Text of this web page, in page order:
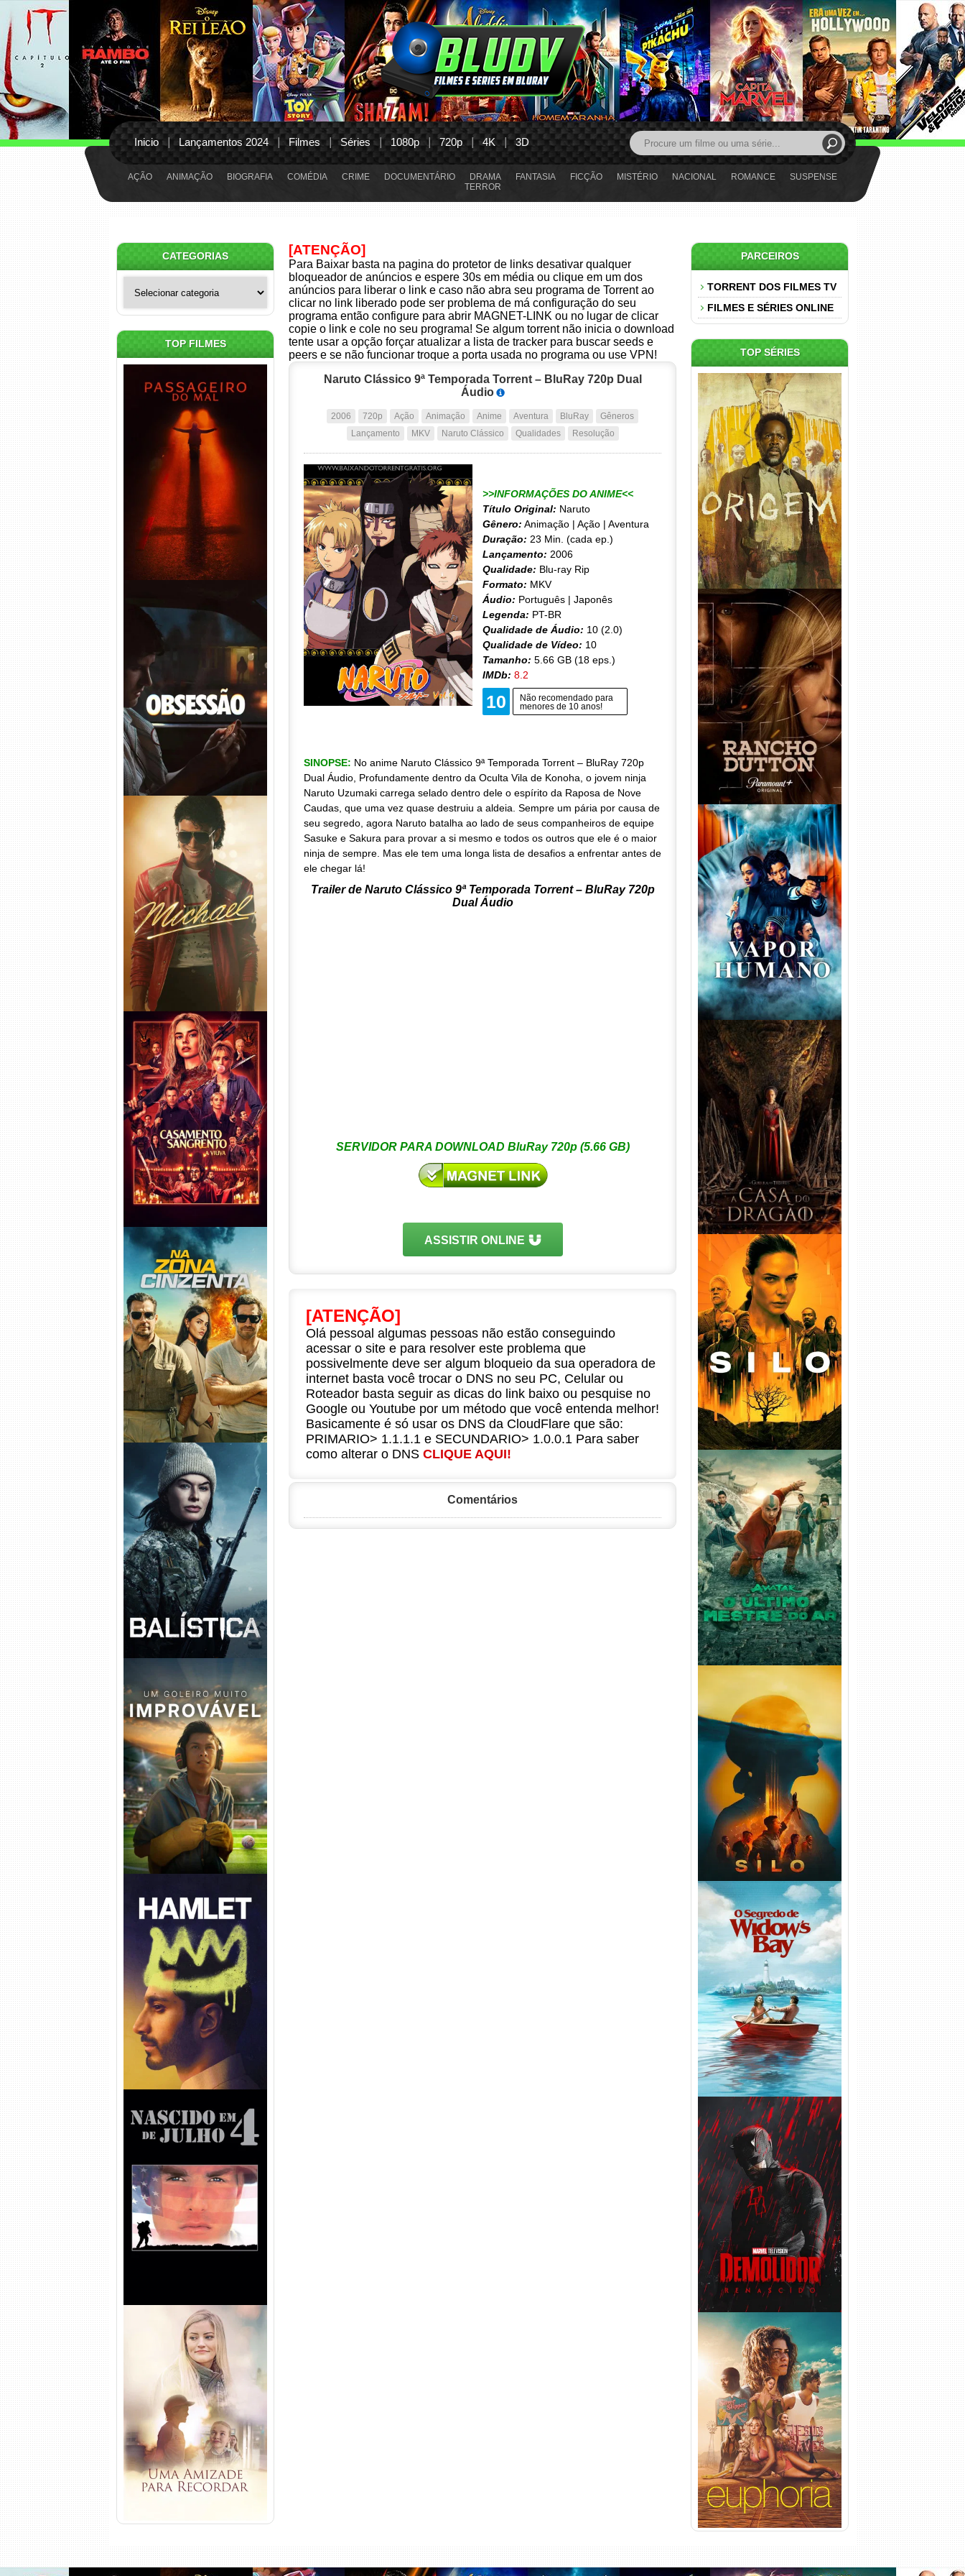
Inicio Lançamentos 2024 Filmes Séries 1080p 720p 4K 3D
AÇÃO ANIMAÇÃO BIOGRAFIA COMÉDIA CRIME DOCUMENTÁRIO DRAMA FANTASIA FICÇÃO MISTÉRIO NACIONAL ROMANCE
SUSPENSE
TERROR
[ATENÇÃO]
Para Baixar basta na pagina do protetor de links desativar qualquer
bloqueador de anúncios e espere 30s em média ou clique em um dos
anúncios para liberar o link e caso não abra seu programa de Torrent ao
clicar no link liberado pode ser problema de má configuração do seu
programa então configure para abrir MAGNET-LINK ou no lugar de clicar
copie o link e cole no seu programa! Se algum torrent não inicia o download
tente usar a opção forçar atualizar a lista de tracker para buscar seeds e
peers e se não funcionar troque a porta usada no programa ou use VPN!
Naruto Clássico 9ª Temporada Torrent – BluRay 720p Dual
Áudio
2006 720p Ação Animação Anime Aventura BluRay
Gêneros
Lançamento
MKV Naruto Clássico Qualidades Resolução
>>INFORMAÇÕES DO ANIME<<
Título Original: Naruto
Gênero: Animação | Ação | Aventura
Duração: 23 Min. (cada ep.)
Lançamento: 2006
Qualidade: Blu-ray Rip
Formato: MKV
Áudio: Português | Japonês
Legenda: PT-BR
Qualidade de Áudio: 10 (2.0)
Qualidade de Vídeo: 10
Tamanho: 5.66 GB (18 eps.)
IMDb: 8.2
10
Não recomendado para
menores de 10 anos!
SINOPSE: No anime Naruto Clássico 9ª Temporada Torrent – BluRay 720p
Dual Áudio, Profundamente dentro da Oculta Vila de Konoha, o jovem ninja
Naruto Uzumaki carrega selado dentro dele o espírito da Raposa de Nove
Caudas, que uma vez quase destruiu a aldeia. Sempre um pária por causa de
seu segredo, agora Naruto batalha ao lado de seus companheiros de equipe
Sasuke e Sakura para provar a si mesmo e todos os outros que ele é o maior
ninja de sempre. Mas ele tem uma longa lista de desafios a enfrentar antes de
ele chegar lá!
Trailer de Naruto Clássico 9ª Temporada Torrent – BluRay 720p
Dual Áudio
SERVIDOR PARA DOWNLOAD BluRay 720p (5.66 GB)
ASSISTIR ONLINE
[ATENÇÃO]
Olá pessoal algumas pessoas não estão conseguindo
acessar o site e para resolver este problema que
possivelmente deve ser algum bloqueio da sua operadora de
internet basta você trocar o DNS no seu PC, Celular ou
Roteador basta seguir as dicas do link baixo ou pesquise no
Google ou Youtube por um método que você entenda melhor!
Basicamente é só usar os DNS da CloudFlare que são:
PRIMARIO> 1.1.1.1 e SECUNDARIO> 1.0.0.1 Para saber
como alterar o DNS CLIQUE AQUI!
Comentários
CATEGORIAS
TOP FILMES
Passageiro do Mal Torrent
(2026) WEB-DL 1080p Dual
Áudio
Obsessão Torrent (2026)
WEB-DL 1080p/4K Dual
Áudio
Michael Torrent (2026) WEB-
DL 1080p/4K Dual Áudio
Casamento Sangrento: A
Viúva Torrent (2026) WEB-DL
720p/1080p/4K Dual Áudio
Na Zona Cinzenta Torrent
(2026) WEB-DL 1080p/4K
Dual Áudio
Balística Torrent (2025) WEB-
DL 1080p Dual Áudio
Um Goleiro Muito Improvável
Torrent (2026) WEB-DL 1080p
Dual Áudio
Hamlet Torrent (2026) WEB-
DL 1080p Dual Áudio
Nascido em 4 de Julho
Torrent (1989) WEB-DL 1080p
Dual Áudio
Uma Amizade para Recordar
Torrent (2025) WEB-DL 1080p
Dual Áudio
PARCEIROS
TORRENT DOS FILMES TV
FILMES E SÉRIES ONLINE
TOP SÉRIES
Origem 4ª Temporada Torrent
(2026) WEB-DL 1080p/4K
Dual Áudio
Rancho Dutton 1ª
Temporada Torrent (2026)
WEB-DL 1080p Dual Áudio
Vapor Humano 1ª Temporada
Torrent (2026) WEB-DL 1080p
Dual Áudio
A Casa do Dragão 1ª
Temporada Torrent (2022)
WEB-DL 720p/1080p Dual
Áudio
Silo 1ª Temporada Torrent
(2023) WEB-DL
720p/1080p/4K Dual Áudio
Avatar: O Último Mestre do
Ar 2ª Temporada Torrent
(2026) WEB-DL 1080p Dual
Áudio
Silo 2ª Temporada (2024)
WEB-DL 1080p Dual Áudio
O Segredo de Widow’s Bay
1ª Temporada Torrent (2026)
WEB-DL 1080p Dual Áudio
Demolidor: Renascido 2ª
Temporada (2026) WEB-DL
1080p Dual Áudio
Euphoria 3ª Temporada
Torrent (2026) WEB-DL 1080p
Dual Áudio